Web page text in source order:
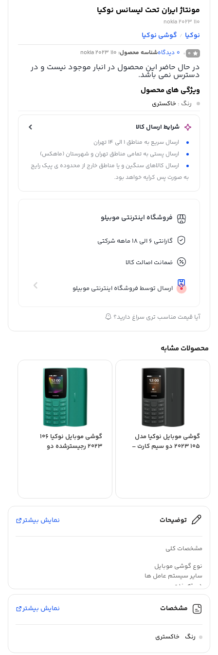
مونتاژ ایران تحت لیسانس نوکیا
nokia 2023 110
نوکیا / گوشی نوکیا
0
0 دیدگاهشناسه محصول: nokia 2023 110
در حال حاضر این محصول در انبار موجود نیست و در
دسترس نمی باشد.
ویژگی های محصول
رنگ : خاکستری
شرایط ارسال کالا
ارسال سریع به مناطق 1 الی 14 تهران
ارسال پستی به تمامی مناطق تهران و شهرستان (ماهکس)
ارسال کالاهای سنگین و یا مناطق خارج از محدوده ی پیک رایج
به صورت پس کرایه خواهد بود.
فروشگاه اینترنتی موبیلو
گارانتی 6 الی 18 ماهه شرکتی
ضمانت اصالت کالا
ارسال توسط فروشگاه اینترنتی موبیلو
آیا قیمت مناسب تری سراغ دارید؟
محصولات مشابه
گوشی موبایل نوکیا مدل
105 2023 دو سیم‌ کارت –
گوشی موبایل نوکیا 106
2023 رجیستر‌شده دو
توضیحات نمایش بیشتر
مشخصات کلی
نوع گوشی موبایل
سایر سیستم عامل ها
دسته ‌بندی
اقتصادی
مدل
۱۱۰ ۲۰۲۳
زمان معرفی
۱۸ می ۲۰۲۳
مشخصات نمایش بیشتر
رنگ خاکستری